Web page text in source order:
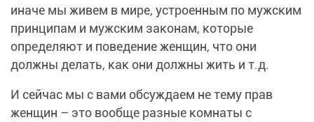
иначе мы живем в мире, устроенным по мужским
принципам и мужским законам, которые
определяют и поведение женщин, что они
должны делать, как они должны жить и т.д.
И сейчас мы с вами обсуждаем не тему прав
женщин – это вообще разные комнаты с